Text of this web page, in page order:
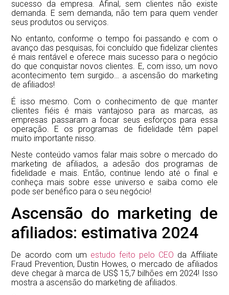
sucesso da empresa. Afinal, sem clientes não existe
demanda. E sem demanda, não tem para quem vender
seus produtos ou serviços.
No entanto, conforme o tempo foi passando e com o
avanço das pesquisas, foi concluído que fidelizar clientes
é mais rentável e oferece mais sucesso para o negócio
do que conquistar novos clientes. E, com isso, um novo
acontecimento tem surgido… a ascensão do marketing
de afiliados!
É isso mesmo. Com o conhecimento de que manter
clientes fiéis é mais vantajoso para as marcas, as
empresas passaram a focar seus esforços para essa
operação. E os programas de fidelidade têm papel
muito importante nisso.
Neste conteúdo vamos falar mais sobre o mercado do
marketing de afiliados, a adesão dos programas de
fidelidade e mais. Então, continue lendo até o final e
conheça mais sobre esse universo e saiba como ele
pode ser benéfico para o seu negócio!
Ascensão do marketing de
afiliados: estimativa 2024
De acordo com um estudo feito pelo CEO da Affiliate
Fraud Prevention, Dustin Howes, o mercado de afiliados
deve chegar à marca de US$ 15,7 bilhões em 2024! Isso
mostra a ascensão do marketing de afiliados.